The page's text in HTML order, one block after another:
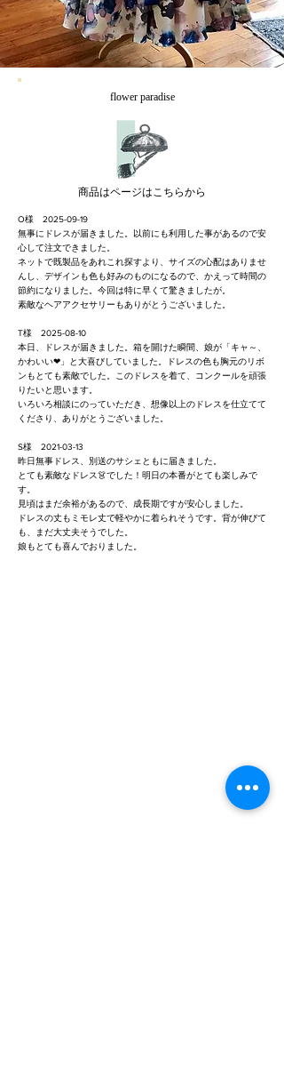
flower paradise
​商品はページはこちらから
O様 2025-09-19
無事にドレスが届きました。以前にも利用した事があるので安
心して注文できました。
ネットで既製品をあれこれ探すより、サイズの心配はありませ
んし、デザインも色も好みのものになるので、かえって時間の
節約になりました。今回は特に早くて驚きましたが。
素敵なヘアアクセサリーもありがとうございました。
T様 2025-08-10
本日、ドレスが届きました。箱を開けた瞬間、娘が「キャ～、
かわいい❤」と大喜びしていました。ドレスの色も胸元のリボ
ンもとても素敵でした。このドレスを着て、コンクールを頑張
りたいと思います。
いろいろ相談にのっていただき、想像以上のドレスを仕立てて
くださり、ありがとうございました。
S様 2021-03-13
昨日無事ドレス、別送のサシェともに届きました。
とても素敵なドレス👗でした！明日の本番がとても楽しみで
す。
見頃はまだ余裕があるので、成長期ですが安心しました。
ドレスの丈もミモレ丈で軽やかに着られそうです。背が伸びて
も、まだ大丈夫そうでした。
娘もとても喜んでおりました。